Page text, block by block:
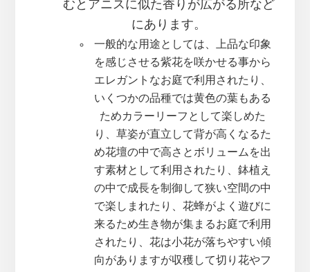
むとアニスに似た香りが広がる所など
にあります。
一般的な用途としては、上品な印象
を感じさせる紫花を咲かせる事から
エレガントなお庭で利用されたり、
いくつかの品種では黄色の葉もある
ためカラーリーフとして楽しめた
り、草姿が直立して背が高くなるた
め花壇の中で高さとボリュームを出
す素材として利用されたり、鉢植え
の中で成長を制御して狭い空間の中
で楽しまれたり、花蜂がよく遊びに
来るため生き物が集まるお庭で利用
されたり、花は小花が落ちやすい傾
向がありますが収穫して切り花やフ